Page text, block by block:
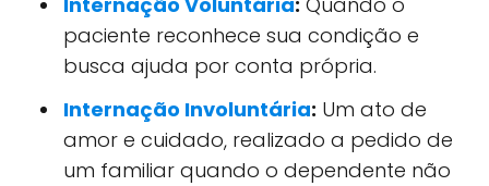
paciente reconhece sua condição e
busca ajuda por conta própria.
Internação Involuntária: Um ato de
amor e cuidado, realizado a pedido de
um familiar quando o dependente não